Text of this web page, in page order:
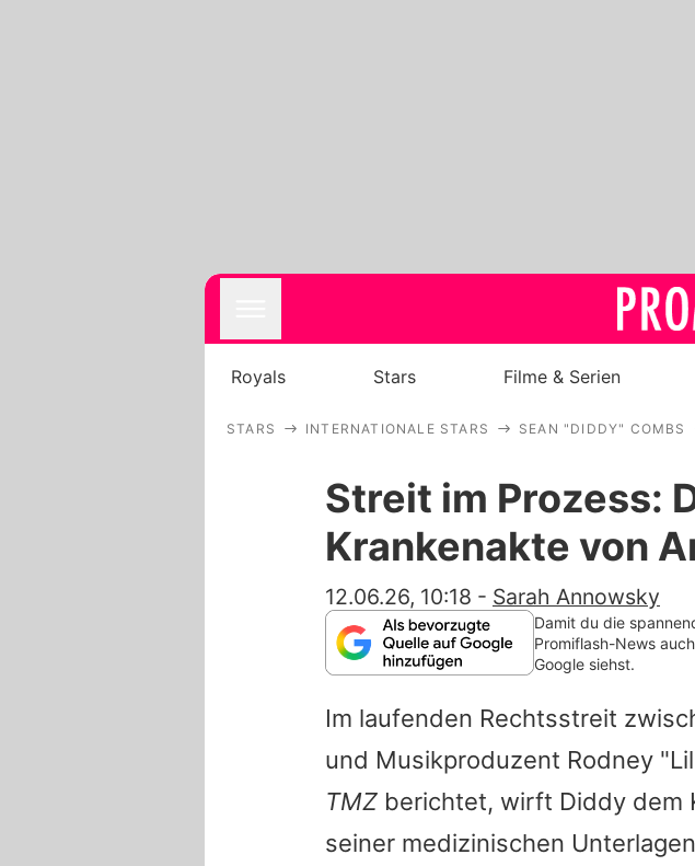
Alle
Royals Stars Filme & Serien
STARS INTERNATIONALE STARS SEAN "DIDDY" COMBS
Streit im Prozess:
Krankenakte von
12.06.26, 10:18 - Sarah Annowsky
Damit du die
Promiflash-News
Google siehst.
Im laufenden Rechtsstreit
und Musikproduzent Rodney
TMZ berichtet, wirft Diddy dem
seiner medizinischen